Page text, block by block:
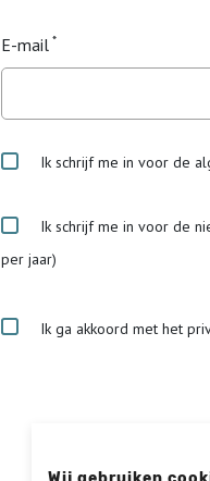
E-mail
Ik schrijf me in voor de
Ik schrijf me in voor de
per jaar)
Ik ga akkoord met het